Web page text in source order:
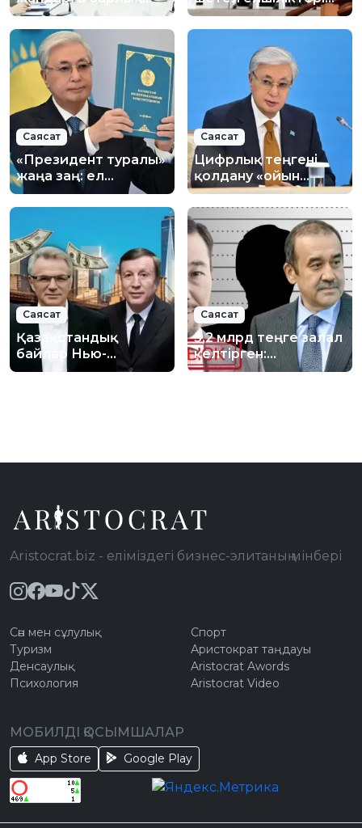
мүмкіндіктер
қарастырылады
ЛГБТ
қауымдастығын
қолдап мәлімдеме
жасады
Саясат
«Президент туралы»
жаңа заң: ел
билігінде не
өзгереді?
Саясат
Цифрлық теңгені
қолдану «ойын
ережесін» өзгертеді
– президент
Саясат
Қазақстандық
байлар Нью-
Йорктегі пәтерлері
Саясат
5,2 млрд теңге залал
келтірген:
Мәсімовтың экс-
Aristocrat.biz - еліміздегі бизнес-элитаның мінбері
Сән мен сұлулық
Туризм
Денсаулық
Психология
Спорт
Аристократ таңдауы
Aristocrat Awords
Aristocrat Video
МОБИЛДІ ҚОСЫМШАЛАР
App Store Google Play